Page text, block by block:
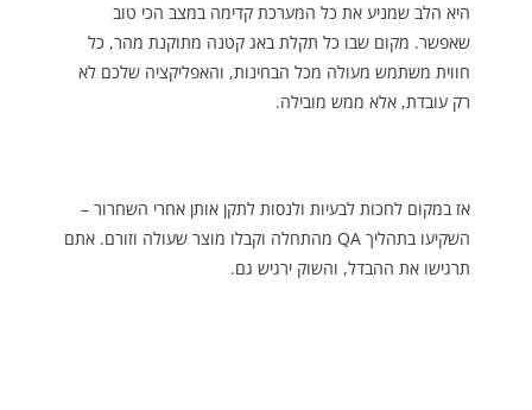
היא הלב שמניע את כל המערכת קדימה במצב הכי טוב
שאפשר. מקום שבו כל תקלת באג קטנה מתוקנת מהר, כל
חווית משתמש מעולה מכל הבחינות, והאפליקציה שלכם לא
רק עובדת, אלא ממש מובילה.
אז במקום לחכות לבעיות ולנסות לתקן אותן אחרי השחרור –
השקיעו בתהליך QA מהתחלה וקבלו מוצר שעולה וזורם. אתם
תרגישו את ההבדל, והשוק ירגיש גם.